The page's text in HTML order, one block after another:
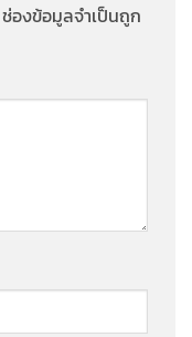
ช่องข้อมูลจำเป็นถูก